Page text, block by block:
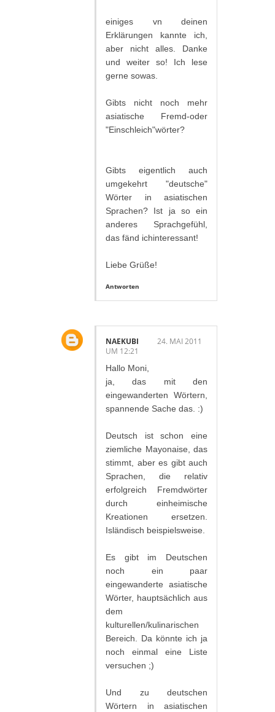
einiges vn deinen
Erklärungen kannte ich,
aber nicht alles. Danke
und weiter so! Ich lese
gerne sowas.
Gibts nicht noch mehr
asiatische Fremd-oder
"Einschleich"wörter?
Gibts eigentlich auch
umgekehrt "deutsche"
Wörter in asiatischen
Sprachen? Ist ja so ein
anderes Sprachgefühl,
das fänd ichinteressant!
Liebe Grüße!
Antworten
NAEKUBI
24. MAI 2011
UM 12:21
Hallo Moni,
ja, das mit den
eingewanderten Wörtern,
spannende Sache das. :)
Deutsch ist schon eine
ziemliche Mayonaise, das
stimmt, aber es gibt auch
Sprachen, die relativ
erfolgreich Fremdwörter
durch einheimische
Kreationen ersetzen.
Isländisch beispielsweise.
Es gibt im Deutschen
noch ein paar
eingewanderte asiatische
Wörter, hauptsächlich aus
dem
kulturellen/kulinarischen
Bereich. Da könnte ich ja
noch einmal eine Liste
versuchen ;)
Und zu deutschen
Wörtern in asiatischen